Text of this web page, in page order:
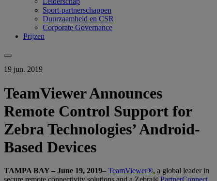
Sport-partnerschappen
Duurzaamheid en CSR
Corporate Governance
Prijzen
19 jun. 2019
TeamViewer Announces
Remote Control Support for
Zebra Technologies’ Android-
Based Devices
TAMPA BAY – June 19, 2019– TeamViewer®, a global leader in